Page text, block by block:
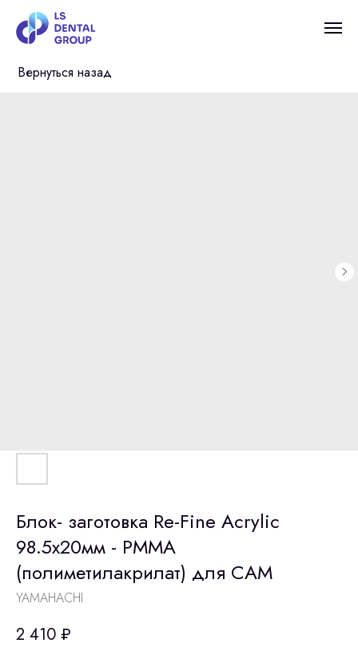
Вернуться назад
Блок- заготовка Re-Fine Acrylic
98.5х20мм - PMMA
(полиметилакрилат) для CAM
YAMAHACHI
2 410 ₽